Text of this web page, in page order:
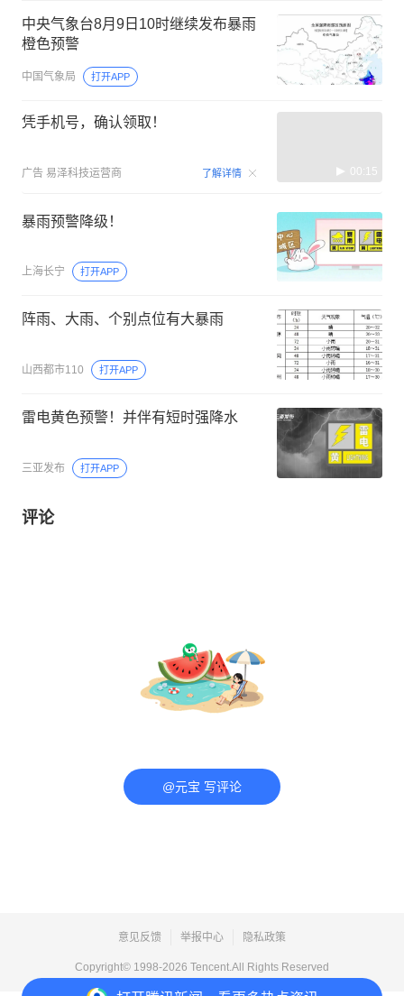
中央气象台8月9日10时继续发布暴雨
橙色预警
中国气象局 打开APP
凭手机号，确认领取！
广告 易泽科技运营商 了解详情 00:15
暴雨预警降级！
上海长宁 打开APP
阵雨、大雨、个别点位有大暴雨
山西都市110 打开APP
雷电黄色预警！并伴有短时强降水
三亚发布 打开APP
评论
@元宝 写评论
意见反馈 举报中心 隐私政策
Copyright© 1998-2026 Tencent.All Rights Reserved